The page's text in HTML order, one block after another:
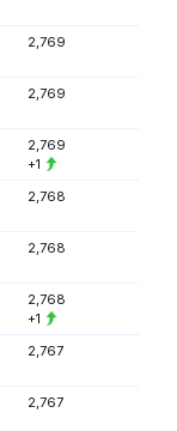
2,769
2,769
2,769
+1
2,768
2,768
2,768
+1
2,767
2,767